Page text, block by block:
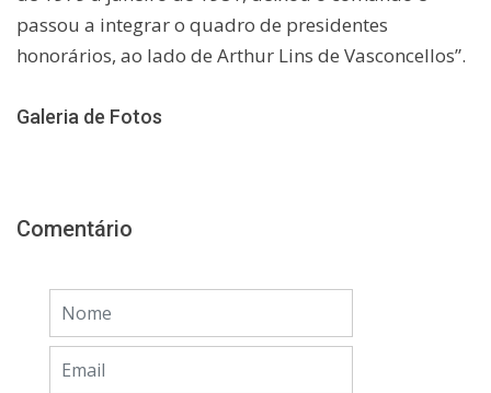
passou a integrar o quadro de presidentes
honorários, ao lado de Arthur Lins de Vasconcellos”.
Galeria de Fotos
Comentário